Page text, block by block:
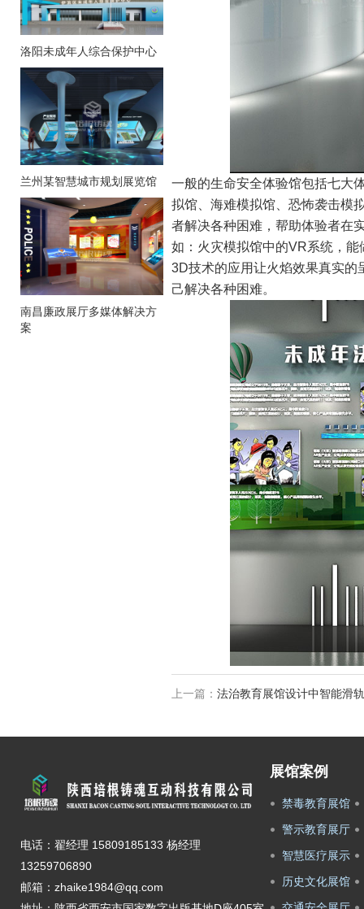
洛阳未成年人综合保护中心
兰州某智慧城市规划展览馆
南昌廉政展厅多媒体解决方
案
一般的生命安全体验馆包括七大
拟馆、海难模拟馆、恐怖袭击模
者解决各种困难，帮助体验者在
如：火灾模拟馆中的VR系统，
3D技术的应用让火焰效果真实的
己解决各种困难。
上一篇： 法治教育展馆设计中智能滑
电话：翟经理 15809185133 杨经理
13259706890
邮箱：zhaike1984@qq.com
展馆案例
禁毒教育展馆
警示教育展厅
智慧医疗展示
历史文化展馆